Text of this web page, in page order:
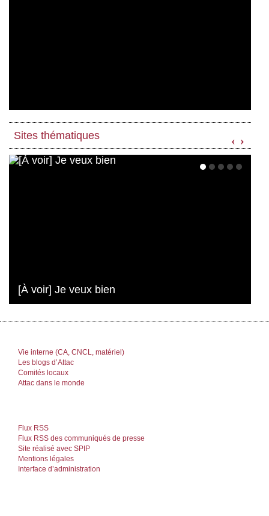
Sites thématiques
[À voir] Je veux bien
‹ ›
Vie interne (CA, CNCL, matériel)
Les blogs d’Attac
Comités locaux
Attac dans le monde
Flux RSS
Flux RSS des communiqués de presse
Site réalisé avec SPIP
Mentions légales
Interface d’administration